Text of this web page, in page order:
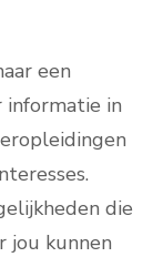
een
in
die
jou kunnen